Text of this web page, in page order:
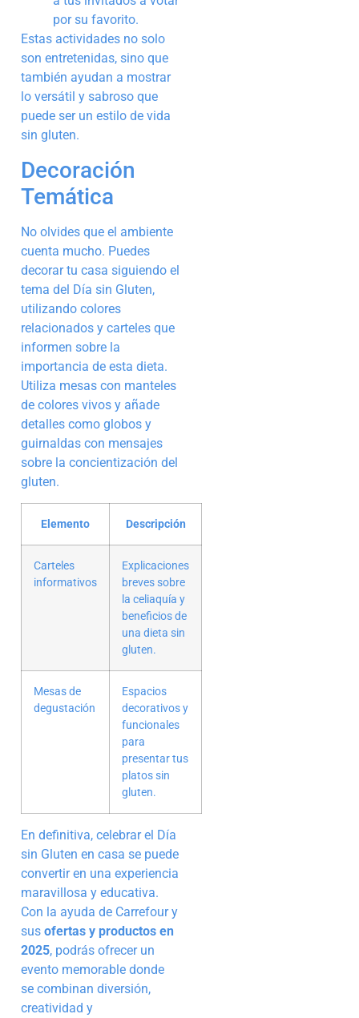
por su favorito.
Estas actividades no solo
son entretenidas, sino que
también ayudan a mostrar
lo versátil y sabroso que
puede ser un estilo de vida
sin gluten.
Decoración
Temática
No olvides que el ambiente
cuenta mucho. Puedes
decorar tu casa siguiendo el
tema del Día sin Gluten,
utilizando colores
relacionados y carteles que
informen sobre la
importancia de esta dieta.
Utiliza mesas con manteles
de colores vivos y añade
detalles como globos y
guirnaldas con mensajes
sobre la concientización del
gluten.
Elemento Descripción
Carteles
informativos
Explicaciones
breves sobre
la celiaquía y
beneficios de
una dieta sin
gluten.
Mesas de
degustación
Espacios
decorativos y
funcionales
para
presentar tus
platos sin
gluten.
En definitiva, celebrar el Día
sin Gluten en casa se puede
convertir en una experiencia
maravillosa y educativa.
Con la ayuda de Carrefour y
sus ofertas y productos en
2025, podrás ofrecer un
evento memorable donde
se combinan diversión,
creatividad y